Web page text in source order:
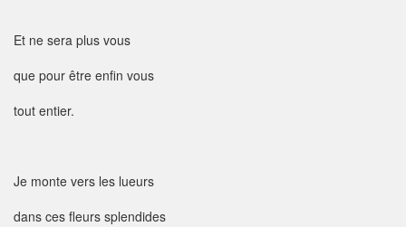
Et ne sera plus vous
que pour être enfin vous
tout entier.
Je monte vers les lueurs
dans ces fleurs splendides